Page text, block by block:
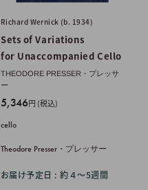
Richard Wernick (b. 1934)
Sets of Variations
for Unaccompanied Cello
THEODORE PRESSER・プレッサ
ー
販
価
格
5,346円 (税込)
cello
Theodore Presser・プレッサー
お届け予定日 : 約４〜5週間